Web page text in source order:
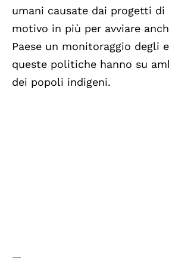
umani causate dai progetti di
motivo in più per avviare
Paese un monitoraggio degli
queste politiche hanno su
dei popoli indigeni.